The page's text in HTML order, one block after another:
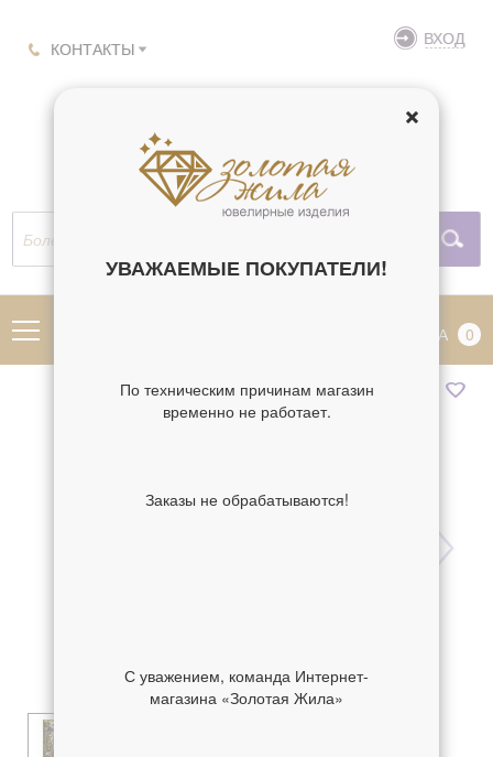
КОНТАКТЫ ВХОД
КОРЗИНА 0
УВАЖАЕМЫЕ ПОКУПАТЕЛИ!
По техническим причинам магазин
временно не работает.
Заказы не обрабатываются!
С уважением, команда Интернет-
магазина «Золотая Жила»